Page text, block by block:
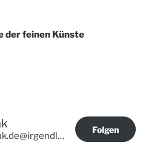
der feinen Künste
@irgendlink.de@irgendlink.de
Folgen